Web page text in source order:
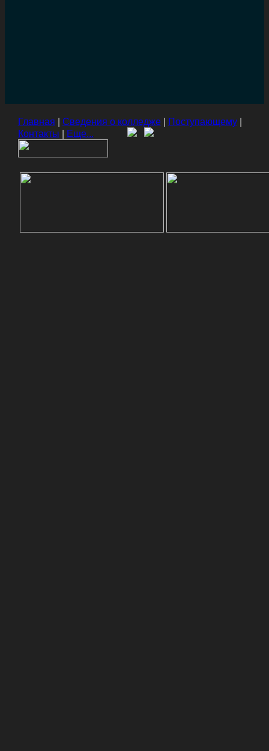
Главная Сведения о колледже| Поступающему|
Контакты
Еще...